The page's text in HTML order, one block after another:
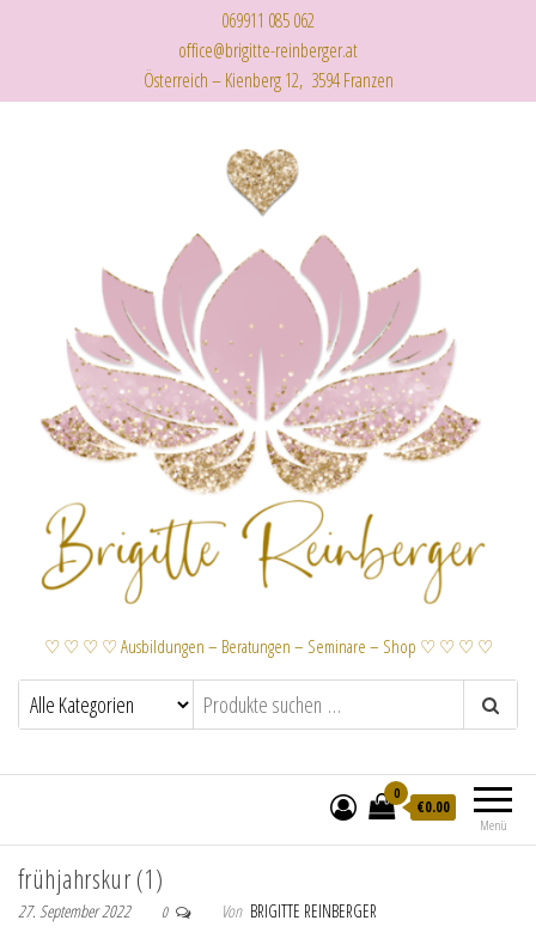
069911 085 062
office@brigitte-reinberger.at
Österreich – Kienberg 12, 3594 Franzen
♡ ♡ ♡ ♡ Ausbildungen – Beratungen – Seminare – Shop ♡ ♡ ♡ ♡
Menü
0
€0.00
frühjahrskur (1)
27. September 2022 0 Von BRIGITTE REINBERGER